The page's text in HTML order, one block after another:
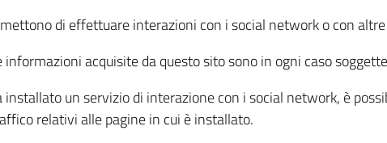
di effettuare interazioni con i social network o con
informazioni acquisite da questo sito sono in ogni caso
installato un servizio di interazione con i social network, è
relativi alle pagine in cui è installato.